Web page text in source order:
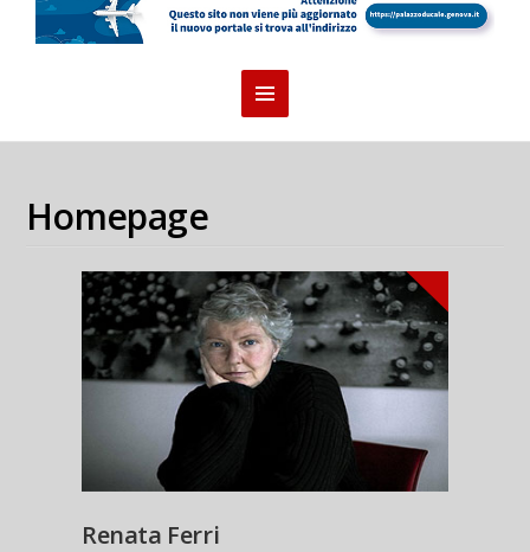
Homepage
Renata Ferri